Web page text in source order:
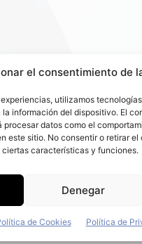
el consentimiento de
utilizamos
información del dispositivo. El
procesar datos como el
este sitio. No consentir o retirar el
características y funciones.
Denegar
de Cookies Política de
|Política de Cookies|Email: